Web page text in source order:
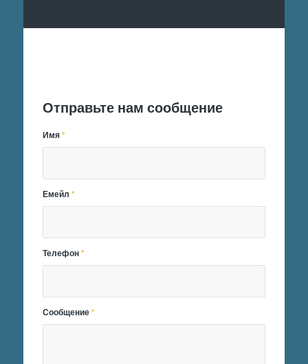
Отправьте нам сообщение
Имя*
Емейл*
Телефон*
Сообщение*